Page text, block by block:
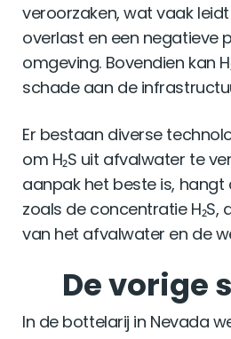
veroorzaken, wat vaak
overlast en een negatieve
omgeving. Bovendien kan
schade aan de
Er bestaan ​​diverse
om H₂S uit afvalwater te
aanpak het beste is,
zoals de concentratie H₂S,
van het afvalwater en de
De vorige
In de bottelarij in Nevada